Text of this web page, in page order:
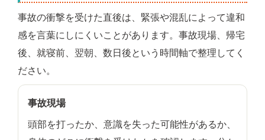
事故の衝撃を受けた直後は、緊張や混乱によって違和
感を言葉にしにくいことがあります。事故現場、帰宅
後、就寝前、翌朝、数日後という時間軸で整理してく
ださい。
事故現場
頭部を打ったか、意識を失った可能性があるか、